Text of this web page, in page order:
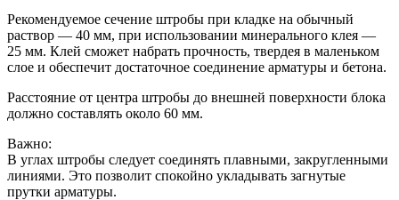
Рекомендуемое сечение штробы при кладке на обычный
раствор — 40 мм, при использовании минерального клея —
25 мм. Клей сможет набрать прочность, твердея в маленьком
слое и обеспечит достаточное соединение арматуры и бетона.
Расстояние от центра штробы до внешней поверхности блока
должно составлять около 60 мм.
Важно:
В углах штробы следует соединять плавными, закругленными
линиями. Это позволит спокойно укладывать загнутые
прутки арматуры.